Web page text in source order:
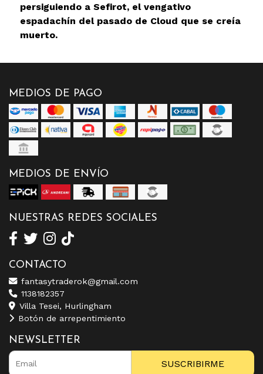
persiguiendo a Sefirot, el vengativo
espadachín del pasado de Cloud que se creía
muerto.
MEDIOS DE PAGO
MEDIOS DE ENVÍO
NUESTRAS REDES SOCIALES
CONTACTO
fantasytraderok@gmail.com
1138182357
Villa Tesei, Hurlingham
Botón de arrepentimiento
NEWSLETTER
SUSCRIBIRME